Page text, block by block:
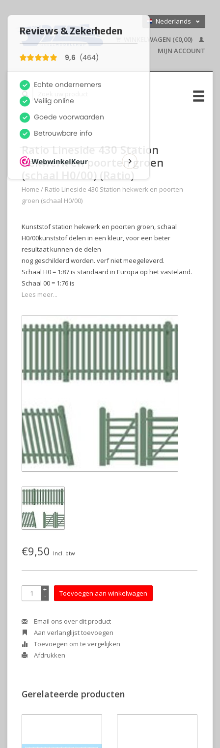
Nederlands
English
WINKELWAGEN (€0,00)
MIJN ACCOUNT
Ratio Lineside 430 Station
hekwerk en poorten groen
Home / Ratio Lineside 430 Station hekwerk en poorten
groen (schaal H0/00)
Kunststof station hekwerk en poorten groen, schaal
H0/00kunststof delen in een kleur, voor een beter
resultaat kunnen de delen
nog geschilderd worden. verf niet meegeleverd.
Schaal H0 = 1:87 is standaard in Europa op het vasteland.
Schaal 00 = 1:76 is
Lees meer...
€9,50 Incl. btw
+
- Toevoegen aan winkelwagen
Email ons over dit product
Aan verlanglijst toevoegen
Toevoegen om te vergelijken
Afdrukken
Gerelateerde producten